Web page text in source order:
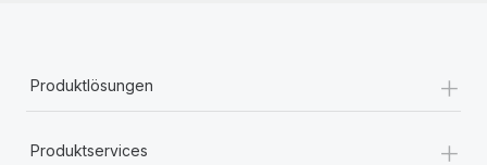
Produktlösungen +
Produktservices +